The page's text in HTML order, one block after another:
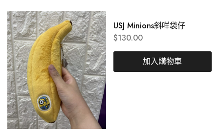
USJ Minions斜咩袋仔
$130.00
加入購物車